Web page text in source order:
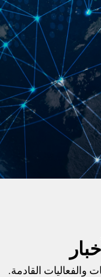
القادمة.